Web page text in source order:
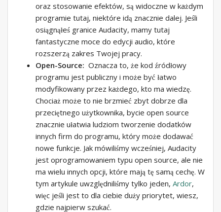
oraz stosowanie efektów, są widoczne w każdym
programie tutaj, niektóre idą znacznie dalej. Jeśli
osiągnąłeś granice Audacity, mamy tutaj
fantastyczne moce do edycji audio, które
rozszerzą zakres Twojej pracy.
Open-Source: Oznacza to, że kod źródłowy
programu jest publiczny i może być łatwo
modyfikowany przez każdego, kto ma wiedzę.
Chociaż może to nie brzmieć zbyt dobrze dla
przeciętnego użytkownika, bycie open source
znacznie ułatwia ludziom tworzenie dodatków
innych firm do programu, który może dodawać
nowe funkcje. Jak mówiliśmy wcześniej, Audacity
jest oprogramowaniem typu open source, ale nie
ma wielu innych opcji, które mają tę samą cechę. W
tym artykule uwzględniliśmy tylko jeden, Ardor,
więc jeśli jest to dla ciebie duży priorytet, wiesz,
gdzie najpierw szukać.